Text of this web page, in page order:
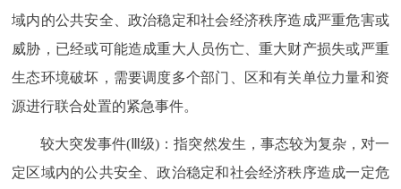
域内的公共安全、政治稳定和社会经济秩序造成严重危害或
威胁，已经或可能造成重大人员伤亡、重大财产损失或严重
生态环境破坏，需要调度多个部门、区和有关单位力量和资
源进行联合处置的紧急事件。
较大突发事件(Ⅲ级)：指突然发生，事态较为复杂，对一
定区域内的公共安全、政治稳定和社会经济秩序造成一定危